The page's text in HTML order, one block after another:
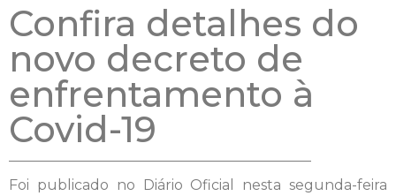
Confira detalhes do
novo decreto de
enfrentamento à
Covid-19
Foi publicado no Diário Oficial nesta segunda-feira